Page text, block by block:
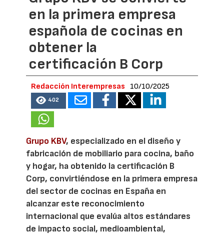
en la primera empresa
española de cocinas en
obtener la
certificación B Corp
Redacción Interempresas 10/10/2025
402
Grupo KBV, especializado en el diseño y
fabricación de mobiliario para cocina, baño
y hogar, ha obtenido la certificación B
Corp, convirtiéndose en la primera empresa
del sector de cocinas en España en
alcanzar este reconocimiento
internacional que evalúa altos estándares
de impacto social, medioambiental,